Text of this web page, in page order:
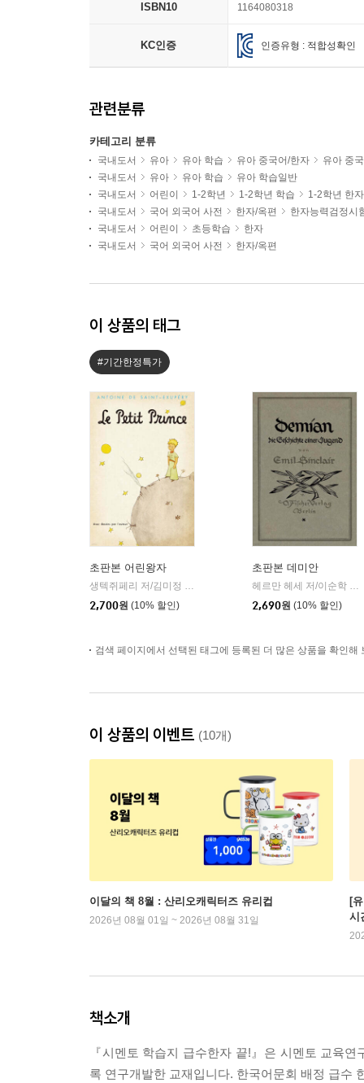
ISBN10 1164080318
KC인증 인증유형 : 적합성확인
관련분류
카테고리 분류
국내도서 유아 유아 학습 유아 중국어/한자
유아 중
국내도서
유아 유아 학습
유아 학습일반
국내도서
어린이 1-2학년 1-2학년 학습
1-2학년 한자
국내도서
국어 외국어 사전 한자/옥편
한자능력검정시
국내도서
어린이 초등학습
한자
국내도서
국어 외국어 사전 한자/옥편
이 상품의 태그
#기간한정특가
초판본 어린왕자
생텍쥐페리 저/김미정 역
2,700원 (10% 할인)
초판본 데미안
헤르만 헤세 저/이순학 역
2,690원 (10% 할인)
검색 페이지에서 선택된 태그에 등록된 더 많은 상품을 확인해
이 상품의 이벤트 (10개)
이달의 책 8월 : 산리오캐릭터즈 유리컵
2026년 08월 01일 ~ 2026년 08월 31일
[
시
책소개
『시멘토 학습지 급수한자 끝!』은 시멘토 교육
록 연구개발한 교재입니다. 한국어문회 배정 급수